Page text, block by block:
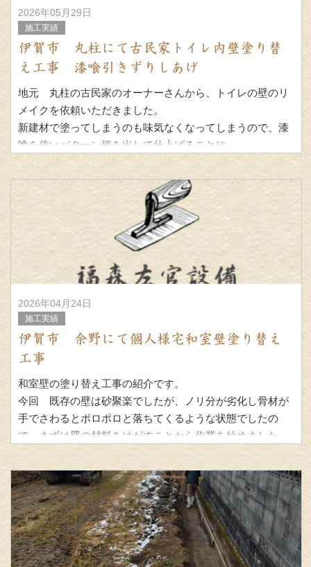
2026年05月29日
施工実績
伊賀市 丸柱にて古民家トイレ内壁塗り替
え工事 漆喰引きずりしあげ
地元 丸柱の古民家のオーナーさんから、トイレの壁のリ
メイクを依頼いただきました。
新建材で塗ってしまうのも味気なくなってしまうので、漆
喰を使いパターン柄を出して仕上げることに。
今回は少しノリ増しにして、ツノがよく
2026年04月24日
施工実績
伊賀市 余野にて個人様宅和室壁塗り替え
工事
和室壁の塗り替え工事の紹介です。
今回 既存の壁は砂聚楽でしたが、ノリ分が劣化し骨材が
手でさわるとポロポロと落ちてくるような状態でしたの
で、まずは壁の材料をはがすことから作業を始めました。
下塗り調整材で下地をつく